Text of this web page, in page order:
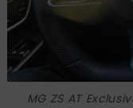
MG ZS AT